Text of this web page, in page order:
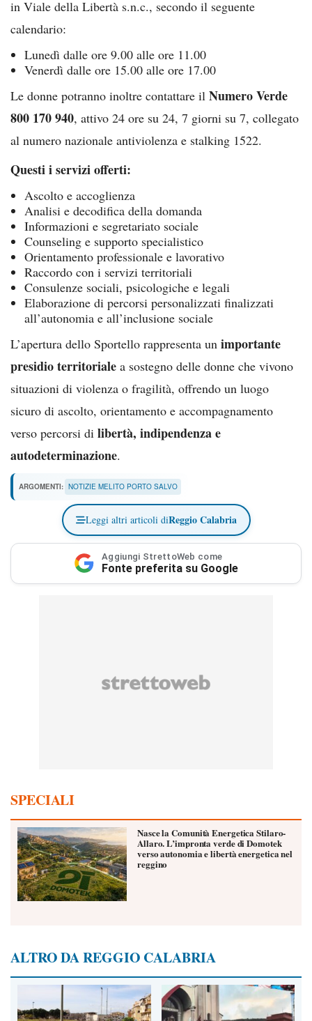
in Viale della Libertà s.n.c., secondo il seguente
calendario:
Lunedì dalle ore 9.00 alle ore 11.00
Venerdì dalle ore 15.00 alle ore 17.00
Le donne potranno inoltre contattare il Numero Verde
800 170 940, attivo 24 ore su 24, 7 giorni su 7, collegato
al numero nazionale antiviolenza e stalking 1522.
Questi i servizi offerti:
Ascolto e accoglienza
Analisi e decodifica della domanda
Informazioni e segretariato sociale
Counseling e supporto specialistico
Orientamento professionale e lavorativo
Raccordo con i servizi territoriali
Consulenze sociali, psicologiche e legali
Elaborazione di percorsi personalizzati finalizzati
all’autonomia e all’inclusione sociale
L’apertura dello Sportello rappresenta un importante
presidio territoriale a sostegno delle donne che vivono
situazioni di violenza o fragilità, offrendo un luogo
sicuro di ascolto, orientamento e accompagnamento
verso percorsi di libertà, indipendenza e
autodeterminazione.
ARGOMENTI: NOTIZIE MELITO PORTO SALVO
Leggi altri articoli diReggio Calabria
Aggiungi StrettoWeb come
Fonte preferita su Google
SPECIALI
Nasce la Comunità Energetica Stilaro-
Allaro. L’impronta verde di Domotek
verso autonomia e libertà energetica nel
reggino
ALTRO DA REGGIO CALABRIA